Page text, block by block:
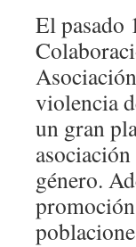
El pasado
violencia
un gran
género.